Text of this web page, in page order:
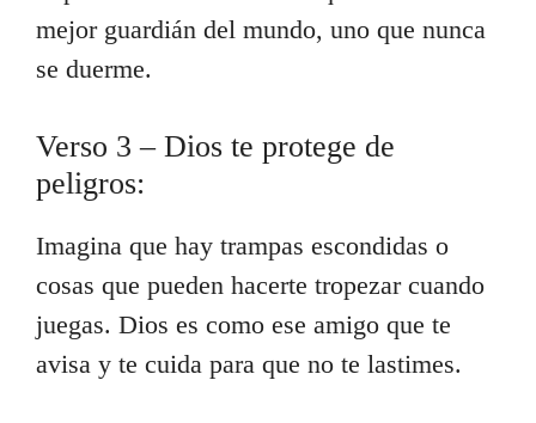
mejor guardián del mundo, uno que nunca
se duerme.
Verso 3 – Dios te protege de
peligros:
Imagina que hay trampas escondidas o
cosas que pueden hacerte tropezar cuando
juegas. Dios es como ese amigo que te
avisa y te cuida para que no te lastimes.